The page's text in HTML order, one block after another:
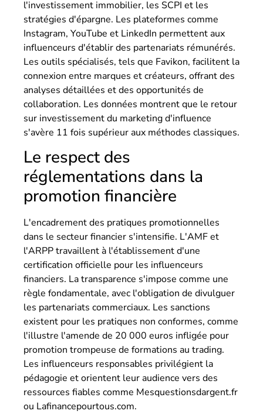
l'investissement immobilier, les SCPI et les
stratégies d'épargne. Les plateformes comme
Instagram, YouTube et LinkedIn permettent aux
influenceurs d'établir des partenariats rémunérés.
Les outils spécialisés, tels que Favikon, facilitent la
connexion entre marques et créateurs, offrant des
analyses détaillées et des opportunités de
collaboration. Les données montrent que le retour
sur investissement du marketing d'influence
s'avère 11 fois supérieur aux méthodes classiques.
Le respect des
réglementations dans la
promotion financière
L'encadrement des pratiques promotionnelles
dans le secteur financier s'intensifie. L'AMF et
l'ARPP travaillent à l'établissement d'une
certification officielle pour les influenceurs
financiers. La transparence s'impose comme une
règle fondamentale, avec l'obligation de divulguer
les partenariats commerciaux. Les sanctions
existent pour les pratiques non conformes, comme
l'illustre l'amende de 20 000 euros infligée pour
promotion trompeuse de formations au trading.
Les influenceurs responsables privilégient la
pédagogie et orientent leur audience vers des
ressources fiables comme Mesquestionsdargent.fr
ou Lafinancepourtous.com.